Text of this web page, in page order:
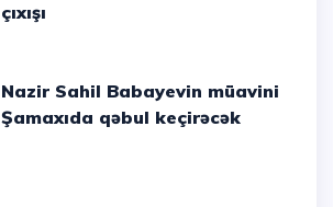
çıxışı
Nazir Sahil Babayevin müavini
Şamaxıda qəbul keçirəcək